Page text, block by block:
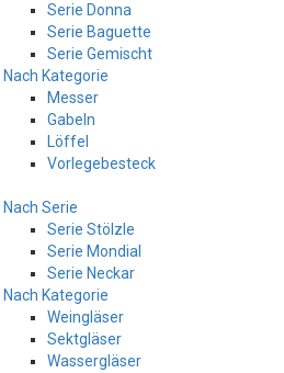
Serie Donna
Serie Baguette
Serie Gemischt
Nach Kategorie
Messer
Gabeln
Löffel
Vorlegebesteck
Nach Serie
Serie Stölzle
Serie Mondial
Serie Neckar
Nach Kategorie
Weingläser
Sektgläser
Wassergläser